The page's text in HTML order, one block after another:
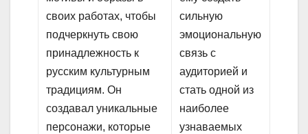
своих работах, чтобы
подчеркнуть свою
принадлежность к
русским культурным
традициям. Он
создавал уникальные
персонажи, которые
сильную
эмоциональную
связь с
аудиторией и
стать одной из
наиболее
узнаваемых